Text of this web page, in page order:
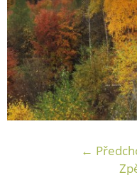
←